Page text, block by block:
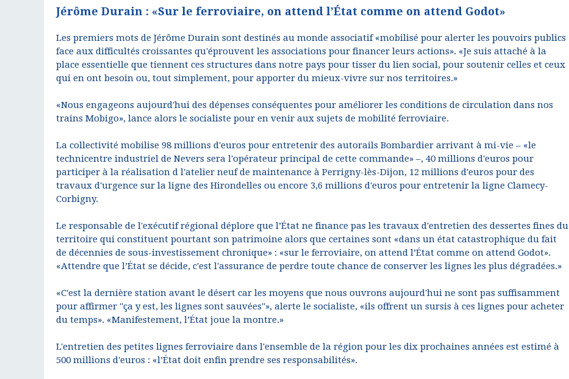
Jérôme Durain : «Sur le ferroviaire, on attend l’État comme on attend Godot»
Les premiers mots de Jérôme Durain sont destinés au monde associatif «mobilisé pour alerter les pouvoirs publics
face aux difficultés croissantes qu'éprouvent les associations pour financer leurs actions». «Je suis attaché à la
place essentielle que tiennent ces structures dans notre pays pour tisser du lien social, pour soutenir celles et ceux
qui en ont besoin ou, tout simplement, pour apporter du mieux-vivre sur nos territoires.»
«Nous engageons aujourd'hui des dépenses conséquentes pour améliorer les conditions de circulation dans nos
trains Mobigo», lance alors le socialiste pour en venir aux sujets de mobilité ferroviaire.
La collectivité mobilise 98 millions d'euros pour entretenir des autorails Bombardier arrivant à mi-vie – «le
technicentre industriel de Nevers sera l'opérateur principal de cette commande» –, 40 millions d'euros pour
participer à la réalisation d l'atelier neuf de maintenance à Perrigny-lès-Dijon, 12 millions d'euros pour des
travaux d'urgence sur la ligne des Hirondelles ou encore 3,6 millions d'euros pour entretenir la ligne Clamecy-
Corbigny.
Le responsable de l'exécutif régional déplore que l’État ne finance pas les travaux d'entretien des dessertes fines du
territoire qui constituent pourtant son patrimoine alors que certaines sont «dans un état catastrophique du fait
de décennies de sous-investissement chronique» : «sur le ferroviaire, on attend l’État comme on attend Godot».
«Attendre que l’État se décide, c'est l'assurance de perdre toute chance de conserver les lignes les plus dégradées.»
«C'est la dernière station avant le désert car les moyens que nous ouvrons aujourd'hui ne sont pas suffisamment
pour affirmer ''ça y est, les lignes sont sauvées''», alerte le socialiste, «ils offrent un sursis à ces lignes pour acheter
du temps». «Manifestement, l’État joue la montre.»
L'entretien des petites lignes ferroviaire dans l'ensemble de la région pour les dix prochaines années est estimé à
500 millions d'euros : «l’État doit enfin prendre ses responsabilités».